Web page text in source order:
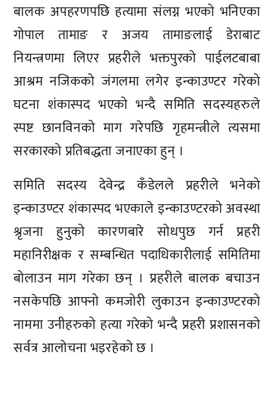
बालक अपहरणपछि हत्यामा संलग्न भएको भनिएका
गोपाल तामाङ र अजय तामाङलाई डेराबाट
नियन्त्रणमा लिएर प्रहरीले भक्तपुरको पाईलटबाबा
आश्रम नजिकको जंगलमा लगेर इन्काउण्टर गरेको
घटना शंकास्पद भएको भन्दै समिति सदस्यहरुले
स्पष्ट छानविनको माग गरेपछि गृहमन्त्रीले त्यसमा
सरकारको प्रतिबद्धता जनाएका हुन् ।
समिति सदस्य देवेन्द्र कँडेलले प्रहरीले भनेको
इन्काउण्टर शंकास्पद भएकाले इन्काउण्टरको अवस्था
श्रृजना हुनुको कारणबारे सोधपुछ गर्न प्रहरी
महानिरीक्षक र सम्बन्धित पदाधिकारीलाई समितिमा
बोलाउन माग गरेका छन् । प्रहरीले बालक बचाउन
नसकेपछि आफ्नो कमजोरी लुकाउन इन्काउण्टरको
नाममा उनीहरुको हत्या गरेको भन्दै प्रहरी प्रशासनको
सर्वत्र आलोचना भइरहेको छ ।